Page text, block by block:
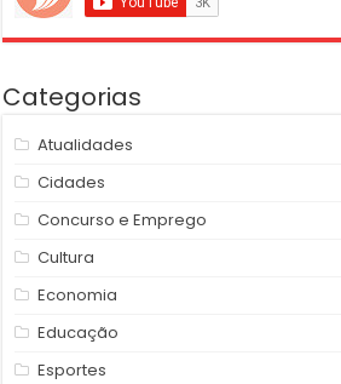
Categorias
Atualidades
Cidades
Concurso e Emprego
Cultura
Economia
Educação
Esportes